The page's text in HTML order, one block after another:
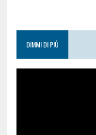
DIMMI DI PIÙ